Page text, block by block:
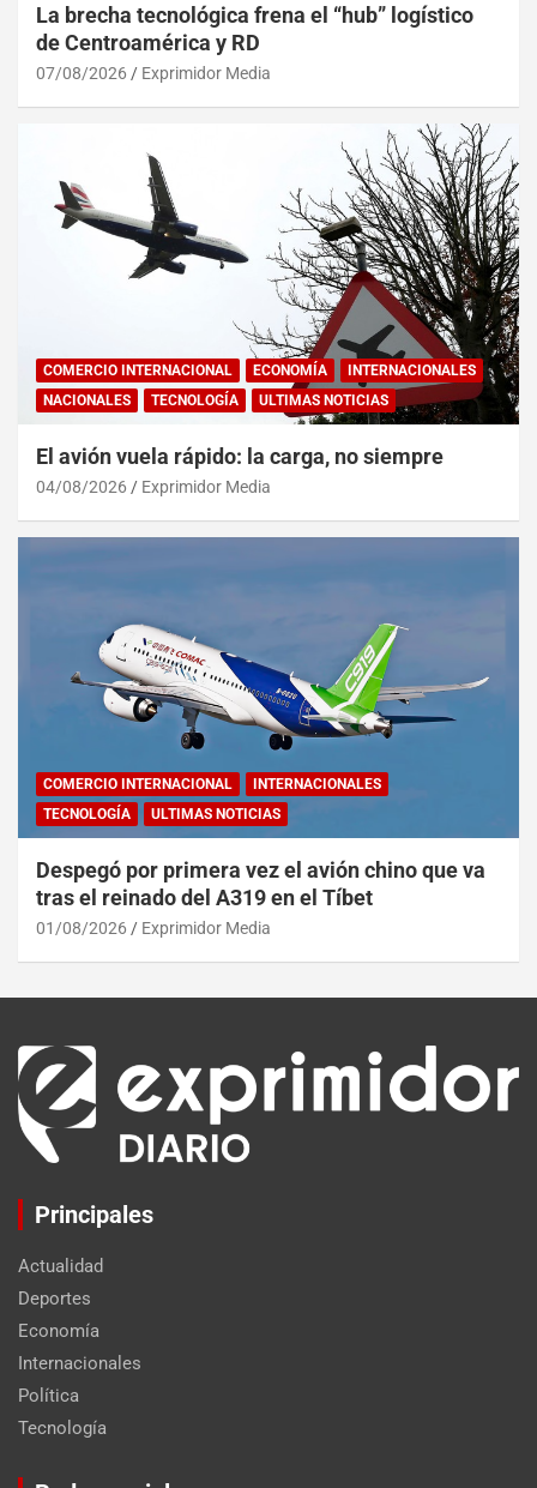
La brecha tecnológica frena el “hub” logístico
de Centroamérica y RD
07/08/2026 Exprimidor Media
COMERCIO INTERNACIONAL ECONOMÍA
INTERNACIONALES
NACIONALES
TECNOLOGÍA ULTIMAS NOTICIAS
El avión vuela rápido: la carga, no siempre
04/08/2026 Exprimidor Media
COMERCIO INTERNACIONAL
INTERNACIONALES
TECNOLOGÍA
ULTIMAS NOTICIAS
Despegó por primera vez el avión chino que va
tras el reinado del A319 en el Tíbet
01/08/2026 Exprimidor Media
Principales
Actualidad
Deportes
Economía
Internacionales
Política
Tecnología